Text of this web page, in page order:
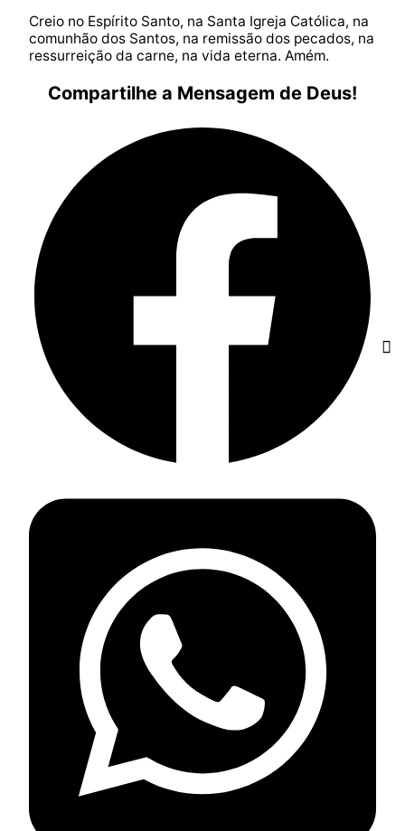
Creio no Espírito Santo, na Santa Igreja Católica, na
comunhão dos Santos, na remissão dos pecados, na
ressurreição da carne, na vida eterna. Amém.
Compartilhe a Mensagem de Deus!